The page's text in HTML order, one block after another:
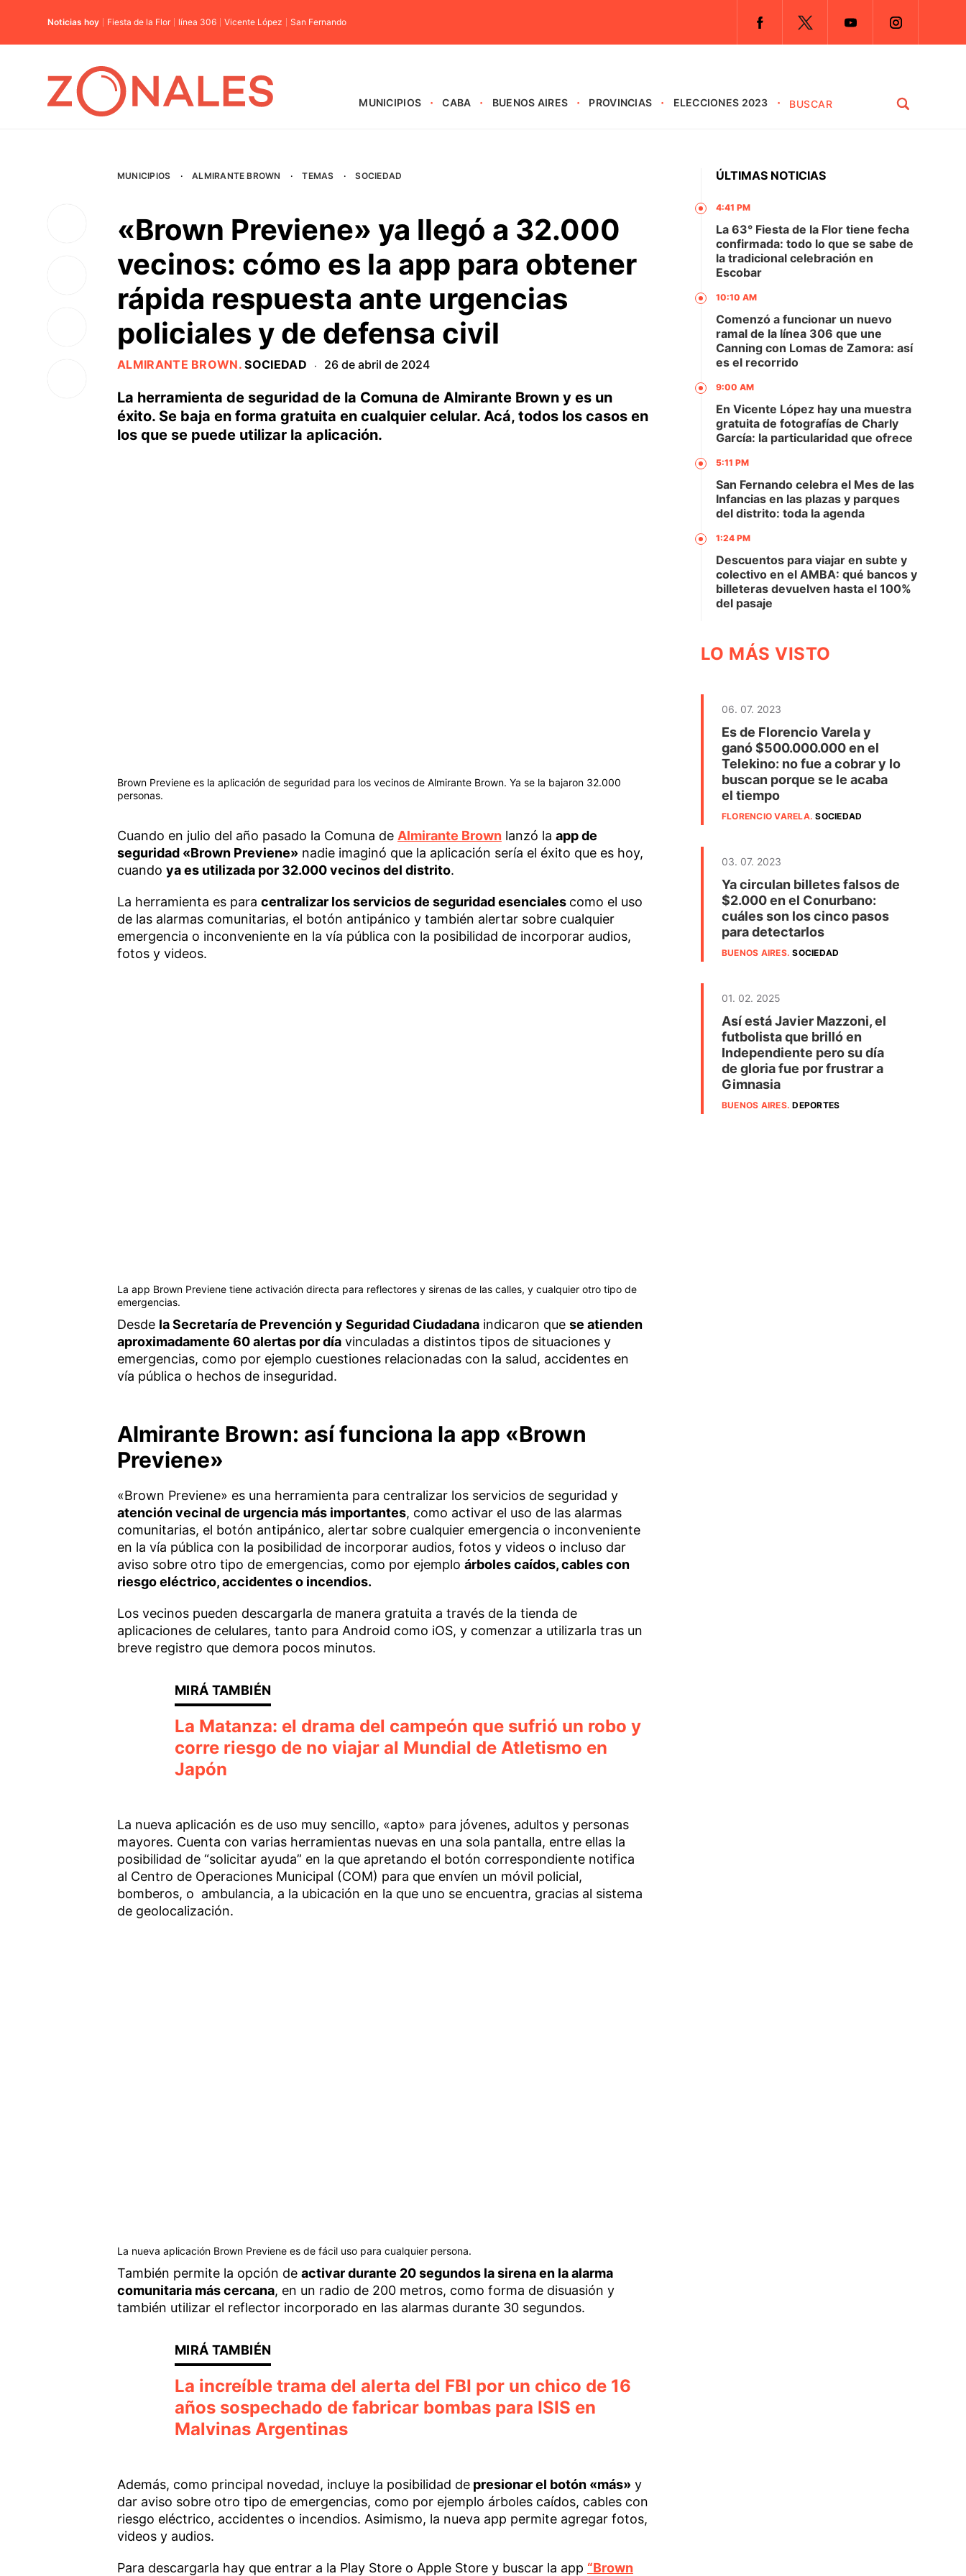
Noticias hoy Fiesta de la Flor línea 306 Vicente López San Fernando
MUNICIPIOS CABA BUENOS AIRES PROVINCIAS ELECCIONES 2023
MUNICIPIOS · ALMIRANTE BROWN · TEMAS · SOCIEDAD
«Brown Previene» ya llegó a 32.000
vecinos: cómo es la app para obtener
rápida respuesta ante urgencias
policiales y de defensa civil
ALMIRANTE BROWN.SOCIEDAD · 26 de abril de 2024
La herramienta de seguridad de la Comuna de Almirante Brown y es un
éxito. Se baja en forma gratuita en cualquier celular. Acá, todos los casos en
los que se puede utilizar la aplicación.
Brown Previene es la aplicación de seguridad para los vecinos de Almirante Brown. Ya se la bajaron 32.000
personas.
Cuando en julio del año pasado la Comuna de Almirante Brownlanzó la app de
seguridad «Brown Previene»nadie imaginó que la aplicación sería el éxito que es hoy,
cuando ya es utilizada por 32.000 vecinos del distrito.
La herramienta es para centralizar los servicios de seguridad esenciales como el uso
de las alarmas comunitarias, el botón antipánico y también alertar sobre cualquier
emergencia o inconveniente en la vía pública con la posibilidad de incorporar audios,
fotos y videos.
La app Brown Previene tiene activación directa para reflectores y sirenas de las calles, y cualquier otro tipo de
emergencias.
Desde la Secretaría de Prevención y Seguridad Ciudadanaindicaron que se atienden
aproximadamente 60 alertas por díavinculadas a distintos tipos de situaciones y
emergencias, como por ejemplo cuestiones relacionadas con la salud, accidentes en
vía pública o hechos de inseguridad.
Almirante Brown: así funciona la app «Brown
Previene»
«Brown Previene» es una herramienta para centralizar los servicios de seguridad y
atención vecinal de urgencia más importantes, como activar el uso de las alarmas
comunitarias, el botón antipánico, alertar sobre cualquier emergencia o inconveniente
en la vía pública con la posibilidad de incorporar audios, fotos y videos o incluso dar
aviso sobre otro tipo de emergencias, como por ejemplo árboles caídos, cables con
riesgo eléctrico, accidentes o incendios.
Los vecinos pueden descargarla de manera gratuita a través de la tienda de
aplicaciones de celulares, tanto para Android como iOS, y comenzar a utilizarla tras un
breve registro que demora pocos minutos.
La Matanza: el drama del campeón que sufrió un robo y
corre riesgo de no viajar al Mundial de Atletismo en
Japón
La nueva aplicación es de uso muy sencillo, «apto» para jóvenes, adultos y personas
mayores. Cuenta con varias herramientas nuevas en una sola pantalla, entre ellas la
posibilidad de “solicitar ayuda” en la que apretando el botón correspondiente notifica
al Centro de Operaciones Municipal (COM) para que envíen un móvil policial,
bomberos, o ambulancia, a la ubicación en la que uno se encuentra, gracias al sistema
de geolocalización.
La nueva aplicación Brown Previene es de fácil uso para cualquier persona.
También permite la opción de activar durante 20 segundos la sirena en la alarma
comunitaria más cercana, en un radio de 200 metros, como forma de disuasión y
también utilizar el reflector incorporado en las alarmas durante 30 segundos.
La increíble trama del alerta del FBI por un chico de 16
años sospechado de fabricar bombas para ISIS en
Malvinas Argentinas
Además, como principal novedad, incluye la posibilidad depresionar el botón «más»y
dar aviso sobre otro tipo de emergencias, como por ejemplo árboles caídos, cables con
riesgo eléctrico, accidentes o incendios. Asimismo, la nueva app permite agregar fotos,
videos y audios.
Para descargarla hay que entrar a la Play Store o Apple Store y buscar la app “Brown
ÚLTIMAS NOTICIAS
4:41 PM
La 63° Fiesta de la Flor tiene fecha
confirmada: todo lo que se sabe de
la tradicional celebración en
Escobar
10:10 AM
Comenzó a funcionar un nuevo
ramal de la línea 306 que une
Canning con Lomas de Zamora: así
es el recorrido
9:00 AM
En Vicente López hay una muestra
gratuita de fotografías de Charly
García: la particularidad que ofrece
5:11 PM
San Fernando celebra el Mes de las
Infancias en las plazas y parques
del distrito: toda la agenda
1:24 PM
Descuentos para viajar en subte y
colectivo en el AMBA: qué bancos y
billeteras devuelven hasta el 100%
del pasaje
LO MÁS VISTO
06. 07. 2023
Es de Florencio Varela y
ganó $500.000.000 en el
Telekino: no fue a cobrar y lo
buscan porque se le acaba
el tiempo
FLORENCIO VARELA.SOCIEDAD
03. 07. 2023
Ya circulan billetes falsos de
$2.000 en el Conurbano:
cuáles son los cinco pasos
para detectarlos
BUENOS AIRES.SOCIEDAD
01. 02. 2025
Así está Javier Mazzoni, el
futbolista que brilló en
Independiente pero su día
de gloria fue por frustrar a
Gimnasia
BUENOS AIRES.DEPORTES